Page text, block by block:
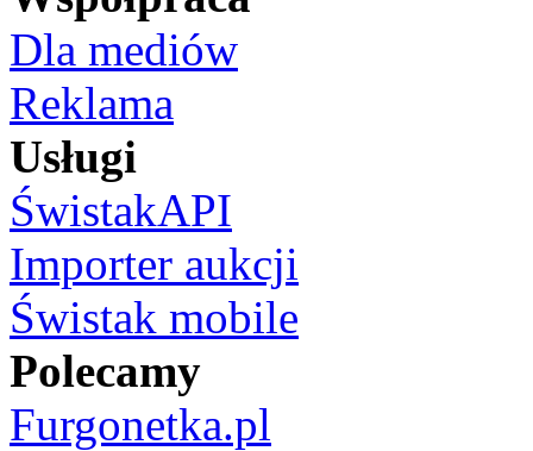
Dla mediów
Reklama
Usługi
ŚwistakAPI
Importer aukcji
Świstak mobile
Polecamy
Furgonetka.pl